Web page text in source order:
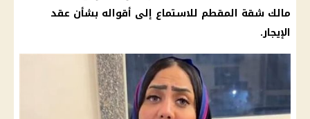
مالك شقة المقطم للاستماع إلى أقواله بشأن عقد
الإيجار.